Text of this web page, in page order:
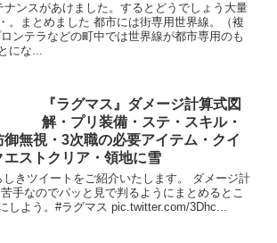
ナンスがあけました。するとどうでしょう大量
。まとめました 都市には街専用世界線。（複
ンテラなどの町中では世界線が都市専用のも
にな...
『ラグマス』ダメージ計算式図
解・プリ装備・ステ・スキル・
無視・3次職の必要アイテム・クイ
エストクリア・領地に雪
きツイートをご紹介いたします。 ダメージ計
手なのでパッと見で判るようにまとめるとこ
しよう。#ラグマス pic.twitter.com/3Dhc...